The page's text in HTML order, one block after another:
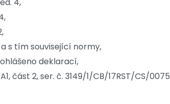
a s tím související normy,
deklarací,
část 2, ser. č. 3149/1/CB/17RST/CS/0075